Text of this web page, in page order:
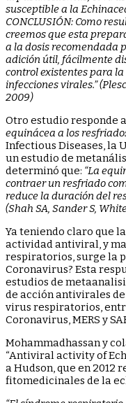
susceptible a la
CONCLUSIÓN: Como
creemos que esta
a la dosis recomendada
adición útil, fácilmente
control existentes para
infecciones virales.”
2009)
Otro estudio responde
equinácea a los
Infectious Diseases, la
un estudio de
determinó que: “La
contraer un resfriado
reduce la duración del
(Shah SA, Sander S,
Ya teniendo claro que
actividad antiviral, y
respiratorios, surge la
Coronavirus? Esta
estudios de
de acción antivirales
virus respiratorios,
Coronavirus, MERS y
Mohammadhassan y
“Antiviral activity of
a Hudson, que en 2012
fitomedicinales de la